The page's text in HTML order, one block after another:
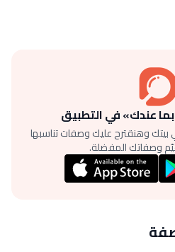
عندك» في التطبيق
وهنقترح عليك وصفات تناسبها
وصفاتك المفضلة.